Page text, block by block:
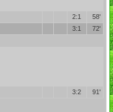
2:1
58'
3:1 72'
3:2 91'